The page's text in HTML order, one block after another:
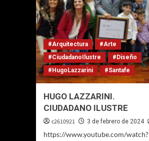
#Arquitectura
#Arte
#CiudadanoIlustre
#Diseño
#HugoLazzarini
#Santafe
HUGO LAZZARINI.
CIUDADANO ILUSTRE
c2610921 3 de febrero de 2024
https://www.youtube.com/watch?